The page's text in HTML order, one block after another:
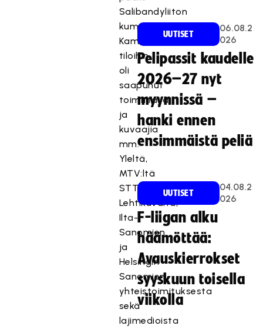
Salibandyliiton
kumppanin
Kamuxin
tiloihin
oli
saapunut
toimittajia
ja
kuvaajia
mm.
Yleltä,
MTV:ltä
STT:ltä,
Lehtikuvalta,
Ilta-
Sanomien
ja
Helsingin
Sanomien
yhteistoimituksesta
sekä
lajimedioista
UUTISET
06.08.2
026
Pelipassit kaudelle
2026–27 nyt
myynnissä –
hanki ennen
ensimmäistä peliä
UUTISET
04.08.2
026
F-liigan alku
häämöttää:
Avauskierrokset
syyskuun toisella
viikolla